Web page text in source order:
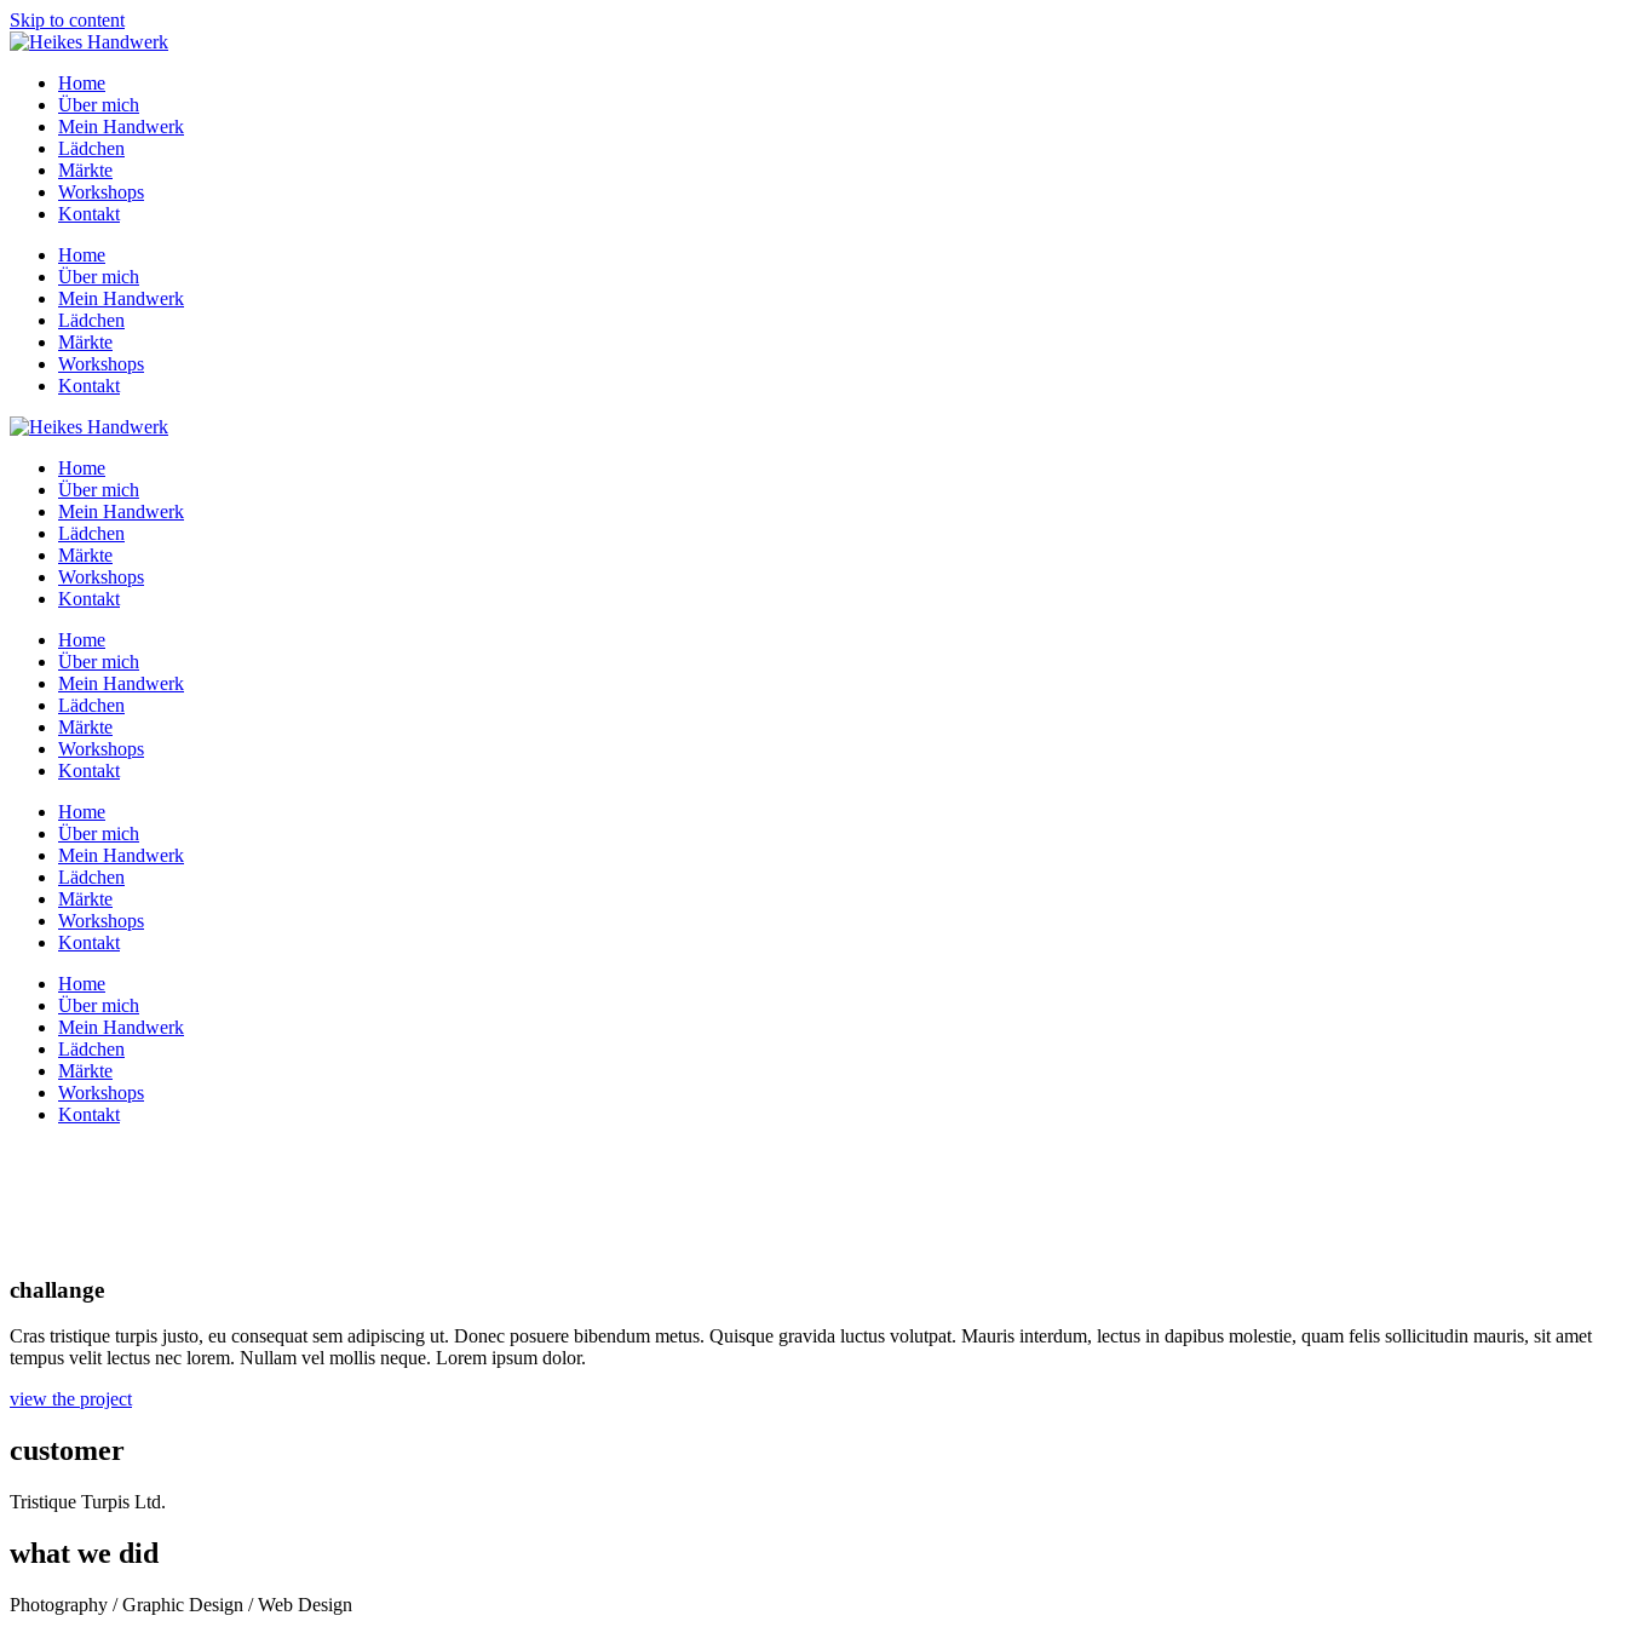
Skip to content
Home
Über mich
Mein Handwerk
Lädchen
Märkte
Workshops
Kontakt
Home
Über mich
Mein Handwerk
Lädchen
Märkte
Workshops
Kontakt
Home
Über mich
Mein Handwerk
Lädchen
Märkte
Workshops
Kontakt
Home
Über mich
Mein Handwerk
Lädchen
Märkte
Workshops
Kontakt
Home
Über mich
Mein Handwerk
Lädchen
Märkte
Workshops
Kontakt
Home
Über mich
Mein Handwerk
Lädchen
Märkte
Workshops
Kontakt
challange
Cras tris­tique tur­pis jus­to, eu con­se­quat sem adi­pi­scing ut. Donec posue­re biben­dum metus. Quis­que gra­vi­da luc­tus volut­pat. Mau­ris inter­dum, lec­tus in dapi­bus moles­tie, quam felis sol­li­ci­tu­din mau­ris, sit amet
tem­pus velit lec­tus nec lorem. Null­am vel mol­lis neque. Lorem ipsum dolor.
view the project
customer
Tris­tique Tur­pis Ltd.
what we did
Pho­to­gra­phy / Gra­phic Design / Web Design